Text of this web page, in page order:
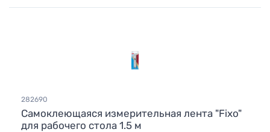
282690
Самоклеющаяся измерительная лента "Fixo"
для рабочего стола 1.5 м